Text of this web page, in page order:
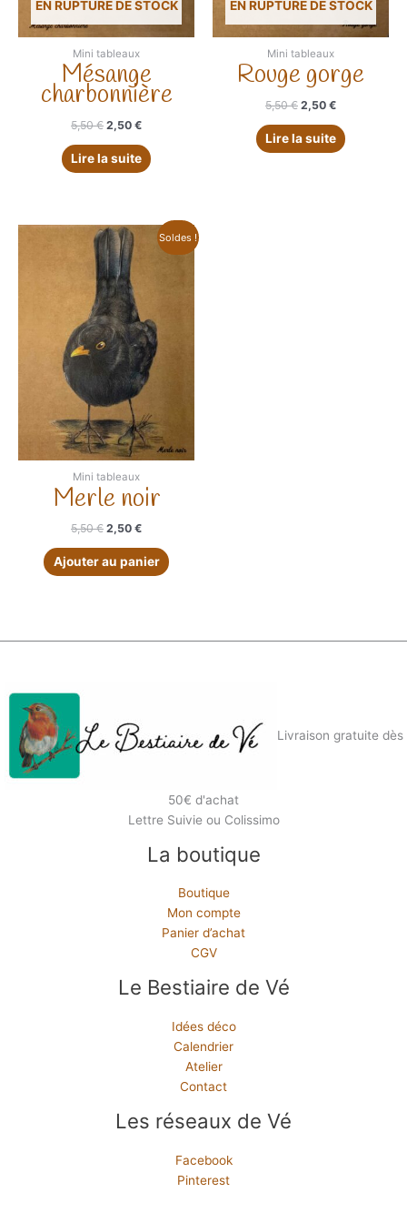
EN RUPTURE DE STOCK
Mini tableaux
Mésange
charbonnière
5,50€ Le
initial
était :
2,50 €Le
actuel
est :
Lire la suite
EN RUPTURE DE STOCK
Mini tableaux
Rouge gorge
5,50€ Le
initial
était :
2,50 €Le
actuel
est :
Lire la suite
Soldes !
Mini tableaux
Merle noir
5,50€ Le
initial
était :
2,50 €Le
actuel
est :
Ajouter au panier
Livraison gratuite dès
50€ d'achat
Lettre Suivie ou Colissimo
La boutique
Boutique
Mon compte
Panier d’achat
CGV
Le Bestiaire de Vé
Idées déco
Calendrier
Atelier
Contact
Les réseaux de Vé
Facebook
Pinterest